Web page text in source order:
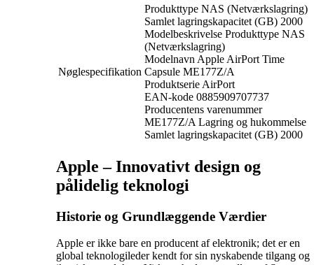
Nøglespecifikation
Produkttype NAS (Netværkslagring)
Samlet lagringskapacitet (GB) 2000
Modelbeskrivelse Produkttype NAS
(Netværkslagring)
Modelnavn Apple AirPort Time
Capsule ME177Z/A
Produktserie AirPort
EAN-kode 0885909707737
Producentens varenummer
ME177Z/A Lagring og hukommelse
Samlet lagringskapacitet (GB) 2000
Apple – Innovativt design og
pålidelig teknologi
Historie og Grundlæggende Værdier
Apple er ikke bare en producent af elektronik; det er en
global teknologileder kendt for sin nyskabende tilgang og